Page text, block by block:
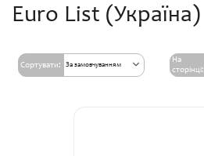
Euro List (Україна)
Сортувати: За замовчуванням
На
сторінці: